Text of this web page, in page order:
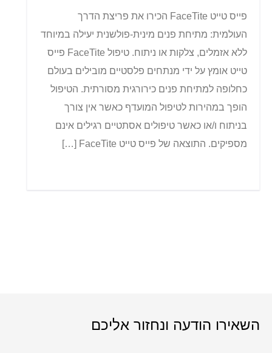
פייס טייט FaceTite הכירו את פריצת הדרך
העולמית: מתיחת פנים מינית-פולשנית יעילה במיוחד
ללא אזמלים, צלקות או ניתוח. טיפול FaceTite פייס
טייט אומץ על ידי מנתחים פלסטיים מובילים בעולם
כחלופה למתיחת פנים כירורגית מסורתית. הטיפול
הופך במהירות לטיפול המועדף כאשר אין צורך
בניתוח ו/או כאשר טיפולים אסתטיים רגילים אינם
מספיקים. התוצאה של פייס טייט FaceTite […]
השאירו הודעה ונחזור אליכם